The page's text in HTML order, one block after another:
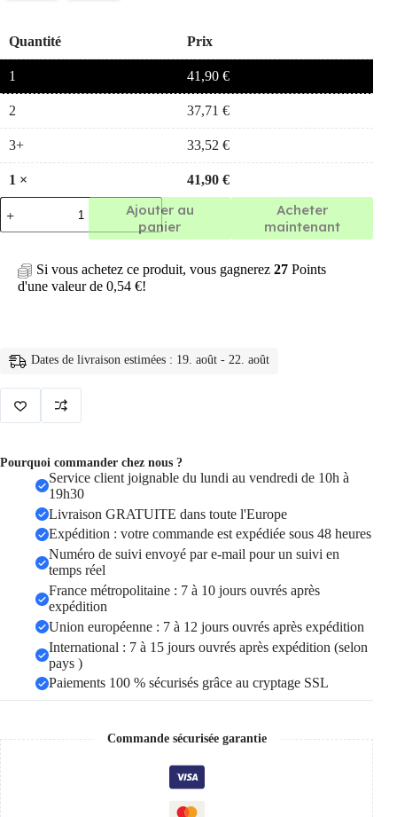
Quantité Prix
1 41,90 €
2 37,71 €
3+ 33,52 €
1 × 41,90 €
quantité
de
Sac
antivol
pour
femmes,
d'école
antivol
Ajouter au
panier
Acheter
maintenant
Si vous achetez ce produit, vous gagnerez 27 Points
d'une valeur de 0,54 €!
Dates de livraison estimées : 19. août - 22. août
Pourquoi commander chez nous ?
Service client joignable du lundi au vendredi de 10h à
19h30
Livraison GRATUITE dans toute l'Europe
Expédition : votre commande est expédiée sous 48 heures
Numéro de suivi envoyé par e-mail pour un suivi en
temps réel
France métropolitaine : 7 à 10 jours ouvrés après
expédition
Union européenne : 7 à 12 jours ouvrés après expédition
International : 7 à 15 jours ouvrés après expédition (selon
pays )
Paiements 100 % sécurisés grâce au cryptage SSL
Commande sécurisée garantie